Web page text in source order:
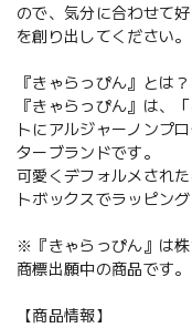
ので、気分に合わせて
を創り出してください。
『きゃらっぴん』とは？
『きゃらっぴん』は、
トにアルジャーノンプ
ターブランドです。
可愛くデフォルメされ
トボックスでラッピン
※『きゃらっぴん』は
商標出願中の商品です
【商品情報】